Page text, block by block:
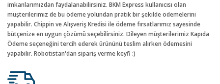
imkanlarımızdan faydalanabilirsiniz. BKM Express kullanıcısı olan
müşterilerimiz de bu ödeme yolundan pratik bir şekilde ödemelerini
yapabilir. Chippin ve Alışveriş Kredisi ile ödeme fırsatlarımız sayesinde
bütçenize en uygun çözümü seçebilirsiniz. Dileyen müşterilerimiz Kapıda
Ödeme seçeneğini tercih ederek ürününü teslim alırken ödemesini
yapabilir. Robotistan'dan sipariş verme keyfi :)